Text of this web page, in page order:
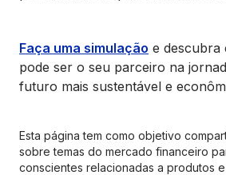
Faça uma simulação e descubra
pode ser o seu parceiro na
futuro mais sustentável e
Esta página tem como objetivo
sobre temas do mercado financeiro
conscientes relacionadas a produtos